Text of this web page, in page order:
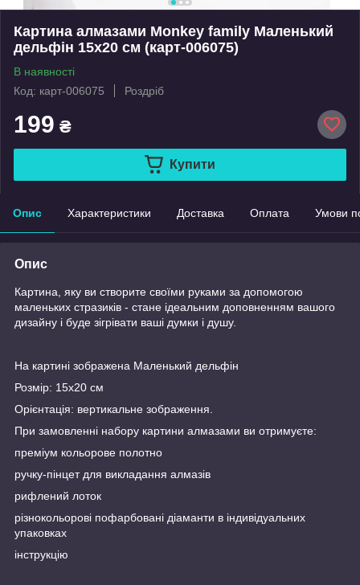
Картина алмазами Monkey family Маленький
дельфін 15х20 см (карт-006075)
В наявності
Код: карт-006075
Роздріб
199 ₴
Купити
Опис Характеристики Доставка Оплата Умови
Опис
Картина, яку ви створите своїми руками за допомогою
маленьких стразиків - стане ідеальним доповненням вашого
дизайну і буде зігрівати ваші думки і душу.
На картині зображена Маленький дельфін
Розмір: 15х20 см
Орієнтація: вертикальне зображення.
При замовленні набору картини алмазами ви отримуєте:
преміум кольорове полотно
ручку-пінцет для викладання алмазів
рифлений лоток
різнокольорові пофарбовані діаманти в індивідуальних
упаковках
інструкцію